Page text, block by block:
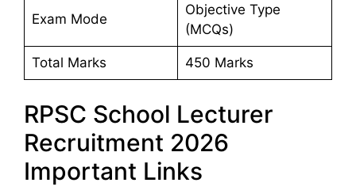
Exam Mode
Objective Type
(MCQs)
Total Marks 450 Marks
RPSC School Lecturer
Recruitment 2026
Important Links